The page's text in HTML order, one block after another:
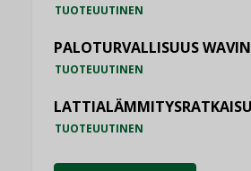
TUOTEUUTINEN
PALOTURVALLISUUS WAVIN
TUOTEUUTINEN
TUOTEUUTINEN